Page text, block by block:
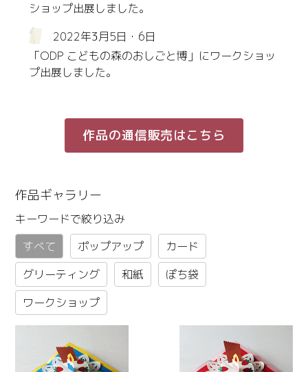
ショップ出展しました。
2022年3月5日・6日
「ODP こどもの森のおしごと博」にワークショッ
プ出展しました。
作品の通信販売はこちら
作品ギャラリー
キーワードで絞り込み
すべて
ポップアップ
カード
グリーティング
和紙
ぽち袋
ワークショップ